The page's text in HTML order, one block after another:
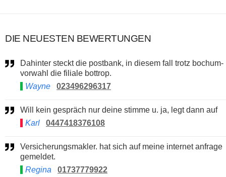
DIE NEUESTEN BEWERTUNGEN
Dahinter steckt die postbank, in diesem fall trotz bochum-
vorwahl die filiale bottrop.
Wayne
023496296317
Will kein gespräch nur deine stimme u. ja, legt dann auf
Karl
0447418376108
Versicherungsmakler. hat sich auf meine internet anfrage
gemeldet.
Regina
01737779922